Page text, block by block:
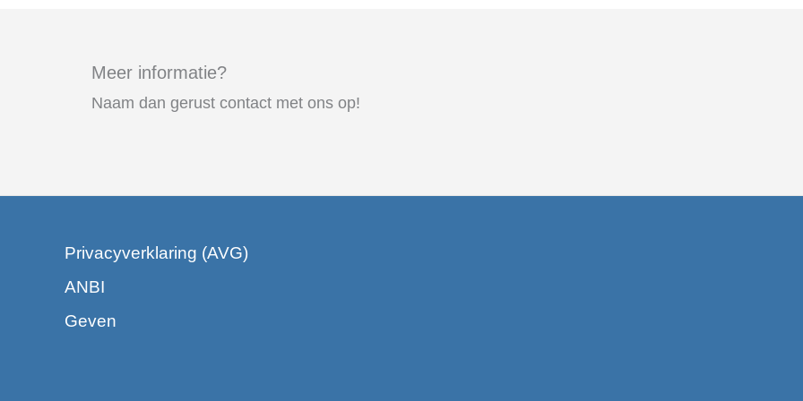
Meer informatie?
Naam dan gerust contact met ons op!
Privacyverklaring (AVG)
ANBI
Geven